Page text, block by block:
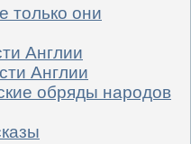
только они
Англии
Англии
обряды народов